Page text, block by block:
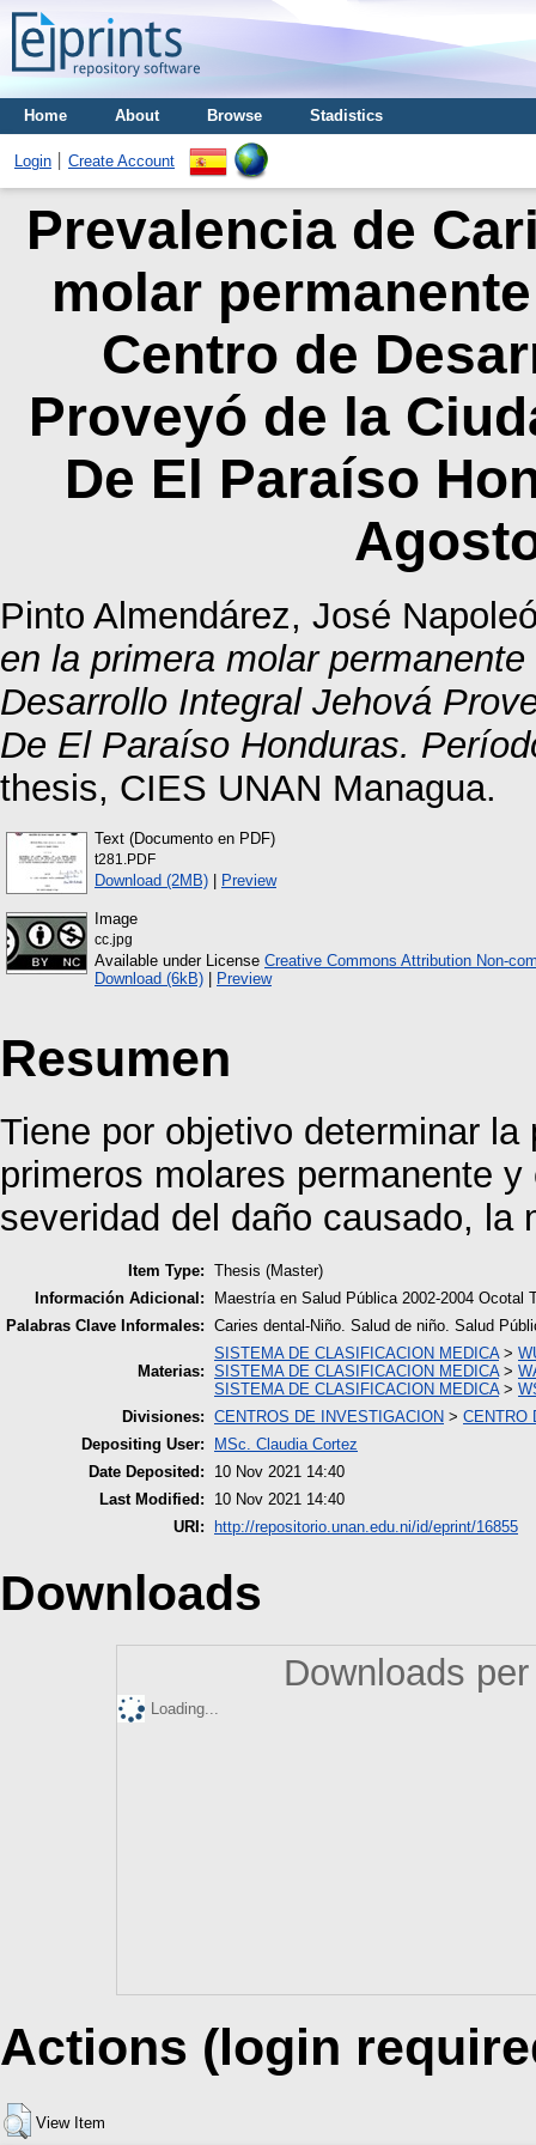
Home About Browse Stadistics
Login Create Account
Prevalencia de
molar
Centro de
Proveyó de la
De El Paraíso
Pinto Almendárez, José
en la primera molar
Desarrollo Integral Jehová
De El Paraíso Honduras.
thesis, CIES UNAN Managua.
Text (Documento en PDF)
t281.PDF
Download (2MB) | Preview
Image
cc.jpg
Available under License Creative Commons Attribution Non-
Download (6kB) | Preview
Resumen
Tiene por objetivo determinar
primeros molares permanente
severidad del daño causado, la
Item Type: Thesis (Master)
Información Adicional:
Maestría en Salud Pública 2002-2004 Ocotal
Palabras Clave Informales: Caries dental-Niño. Salud de niño. Salud
Materias:
SISTEMA DE CLASIFICACION MEDICA>
SISTEMA DE CLASIFICACION MEDICA>
SISTEMA DE CLASIFICACION MEDICA>
Divisiones: CENTROS DE INVESTIGACION > CENTRO
Depositing User:
MSc. Claudia Cortez
Date Deposited:
10 Nov 2021 14:40
Last Modified:
10 Nov 2021 14:40
URI:
http://repositorio.unan.edu.ni/id/eprint/16855
Downloads
Downloads
Loading...
Actions (login
View Item